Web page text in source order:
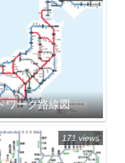
ワーク路線図
171 views